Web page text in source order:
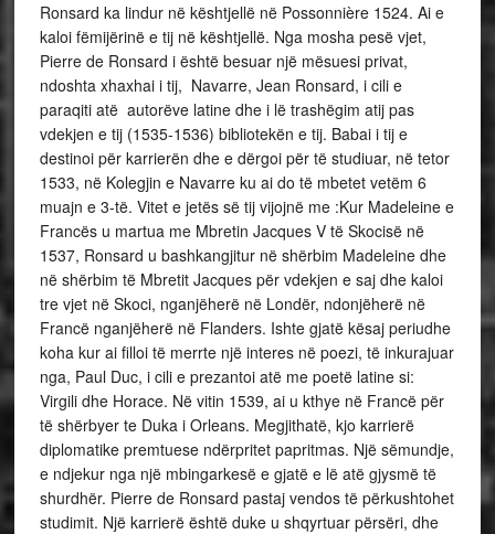
Ronsard ka lindur në kështjellë në Possonnière 1524. Ai e
kaloi fëmijërinë e tij në kështjellë. Nga mosha pesë vjet,
Pierre de Ronsard i është besuar një mësuesi privat,
ndoshta xhaxhai i tij, Navarre, Jean Ronsard, i cili e
paraqiti atë autorëve latine dhe i lë trashëgim atij pas
vdekjen e tij (1535-1536) bibliotekën e tij. Babai i tij e
destinoi për karrierën dhe e dërgoi për të studiuar, në tetor
1533, në Kolegjin e Navarre ku ai do të mbetet vetëm 6
muajn e 3-të. Vitet e jetës së tij vijojnë me :Kur Madeleine e
Francës u martua me Mbretin Jacques V të Skocisë në
1537, Ronsard u bashkangjitur në shërbim Madeleine dhe
në shërbim të Mbretit Jacques për vdekjen e saj dhe kaloi
tre vjet në Skoci, nganjëherë në Londër, ndonjëherë në
Francë nganjëherë në Flanders. Ishte gjatë kësaj periudhe
koha kur ai filloi të merrte një interes në poezi, të inkurajuar
nga, Paul Duc, i cili e prezantoi atë me poetë latine si:
Virgili dhe Horace. Në vitin 1539, ai u kthye në Francë për
të shërbyer te Duka i Orleans. Megjithatë, kjo karrierë
diplomatike premtuese ndërpritet papritmas. Një sëmundje,
e ndjekur nga një mbingarkesë e gjatë e lë atë gjysmë të
shurdhër. Pierre de Ronsard pastaj vendos të përkushtohet
studimit. Një karrierë është duke u shqyrtuar përsëri, dhe